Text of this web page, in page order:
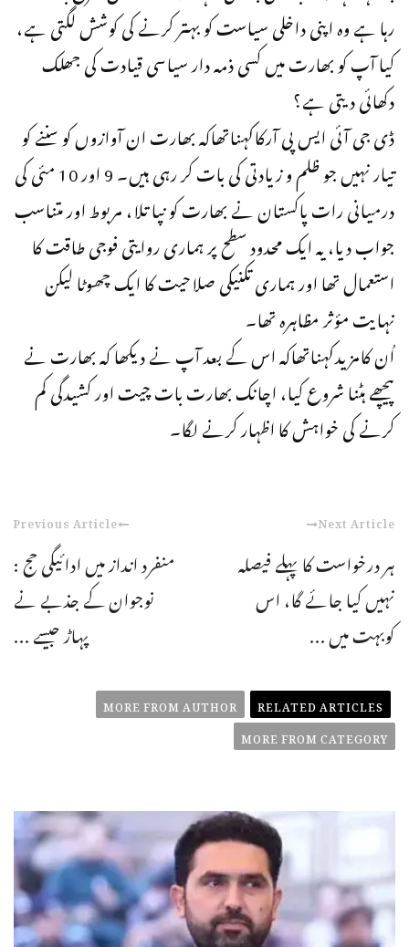
رہا ہے وہ اپنی داخلی سیاست کو بہتر کرنے کی کوشش لگتی ہے،
کیا آپ کو بھارت میں کسی ذمہ دار سیاسی قیادت کی جھلک
دکھائی دیتی ہے؟
ڈی جی آئی ایس پی آرکاکہناتھاکہ بھارت ان آوازوں کو سننے کو
تیار نہیں جو ظلم و زیادتی کی بات کر رہی ہیں۔ 9 اور 10 مئی کی
درمیانی رات پاکستان نے بھارت کو نپا تلا، مربوط اور متناسب
جواب دیا، یہ ایک محدود سطح پر ہماری روایتی فوجی طاقت کا
استعمال تھا اور ہماری تکنیکی صلاحیت کا ایک چھوٹا لیکن
نہایت مؤثر مظاہرہ تھا۔
اُن کامزیدکہناتھاکہ اس کے بعد آپ نے دیکھا کہ بھارت نے
پیچھے ہٹنا شروع کیا، اچانک بھارت بات چیت اور کشیدگی کم
کرنے کی خواہش کا اظہار کرنے لگا۔
Previous Article
منفرد انداز میں ادائیگی حج :
نوجوان کے جذبے نے
پہاڑ جیسے ...
Next Article
ہر درخواست کا پہلے فیصلہ
نہیں کیا جائے گا، اس
کوبہت میں ...
RELATED ARTICLES
MORE FROM AUTHOR
MORE FROM CATEGORY